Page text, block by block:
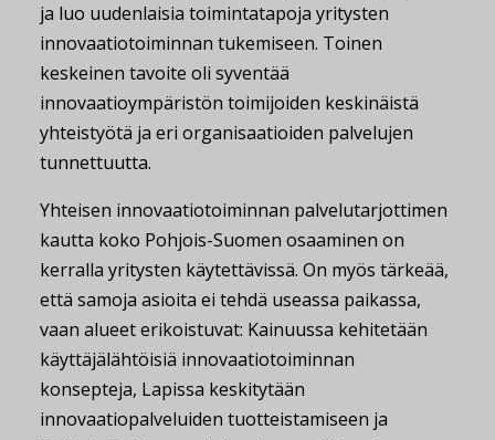
ja luo uudenlaisia toimintatapoja yritysten
innovaatiotoiminnan tukemiseen. Toinen
keskeinen tavoite oli syventää
innovaatioympäristön toimijoiden keskinäistä
yhteistyötä ja eri organisaatioiden palvelujen
tunnettuutta.
Yhteisen innovaatiotoiminnan palvelutarjottimen
kautta koko Pohjois-Suomen osaaminen on
kerralla yritysten käytettävissä. On myös tärkeää,
että samoja asioita ei tehdä useassa paikassa,
vaan alueet erikoistuvat: Kainuussa kehitetään
käyttäjälähtöisiä innovaatiotoiminnan
konsepteja, Lapissa keskitytään
innovaatiopalveluiden tuotteistamiseen ja